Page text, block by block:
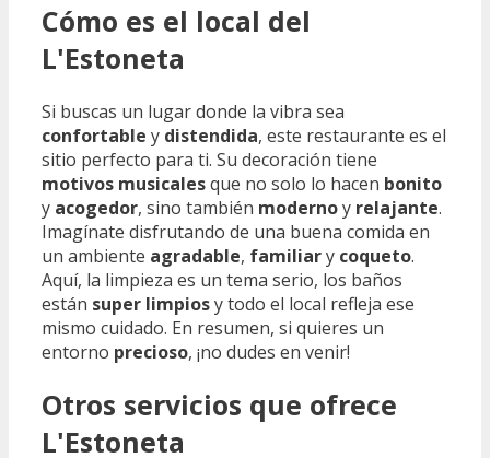
Cómo es el local del
L'Estoneta
Si buscas un lugar donde la vibra sea
confortable y distendida, este restaurante es el
sitio perfecto para ti. Su decoración tiene
motivos musicalesque no solo lo hacen bonito
y acogedor, sino también modernoy relajante.
Imagínate disfrutando de una buena comida en
un ambiente agradable, familiary coqueto.
Aquí, la limpieza es un tema serio, los baños
están super limpiosy todo el local refleja ese
mismo cuidado. En resumen, si quieres un
entorno precioso, ¡no dudes en venir!
Otros servicios que ofrece
L'Estoneta